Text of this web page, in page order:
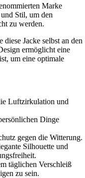
Marke
Stil, um den
zu werden.
Jacke selbst an den
ermöglicht eine
um eine optimale
Luftzirkulation und
Dinge
gegen die Witterung.
Silhouette und
täglichen Verschleiß
zu sein.